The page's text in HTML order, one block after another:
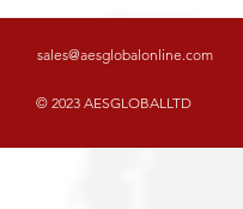
sales@aesglobalonline.com
© 2023 AESGLOBALLTD